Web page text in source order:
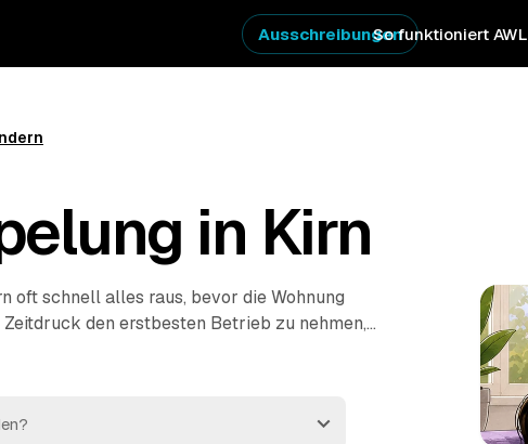
So funktioniert AWL
Ausschreibungen
in Kirn
oft schnell alles raus, bevor die Wohnung
den erstbesten Betrieb zu nehmen,
und bekommen Festpreis-Angebote
und die fachgerechte Entsorgung.